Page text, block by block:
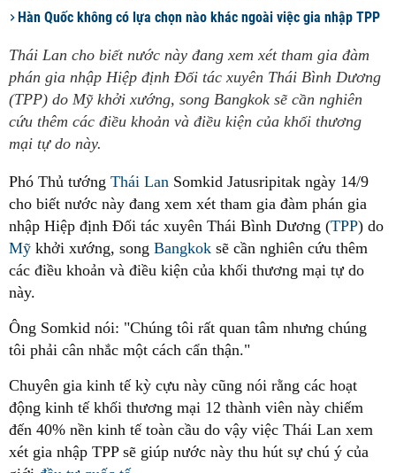
Hàn Quốc không có lựa chọn nào khác ngoài việc gia nhập TPP
Thái Lan cho biết nước này đang xem xét tham gia đàm
phán gia nhập Hiệp định Đối tác xuyên Thái Bình Dương
(TPP) do Mỹ khởi xướng, song Bangkok sẽ cần nghiên
cứu thêm các điều khoản và điều kiện của khối thương
mại tự do này.
Phó Thủ tướng Thái Lan Somkid Jatusripitak ngày 14/9
cho biết nước này đang xem xét tham gia đàm phán gia
nhập Hiệp định Đối tác xuyên Thái Bình Dương (TPP) do
Mỹ khởi xướng, song Bangkok sẽ cần nghiên cứu thêm
các điều khoản và điều kiện của khối thương mại tự do
này.
Ông Somkid nói: "Chúng tôi rất quan tâm nhưng chúng
tôi phải cân nhắc một cách cẩn thận."
Chuyên gia kinh tế kỳ cựu này cũng nói rằng các hoạt
động kinh tế khối thương mại 12 thành viên này chiếm
đến 40% nền kinh tế toàn cầu do vậy việc Thái Lan xem
xét gia nhập TPP sẽ giúp nước này thu hút sự chú ý của